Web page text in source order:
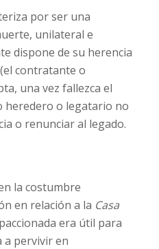
por ser una
unilateral e
dispone de su herencia
contratante o
una vez fallezca el
o legatario no
o renunciar al legado.
la costumbre
en relación a la Casa
era útil para
a pervivir en